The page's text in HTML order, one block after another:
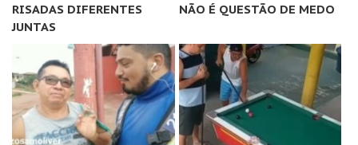
RISADAS DIFERENTES
JUNTAS
NÃO É QUESTÃO DE MEDO